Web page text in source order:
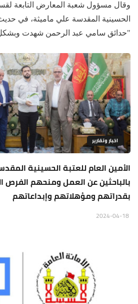
وقال مسؤول شعبة المعارض التابعة
الحسينية المقدسة علي ماميثة، في
"حدائق سامي عبد الرحمن شهدت
اخبار وتقارير
الأمين العام للعتبة الحسينية
بالباحثين عن العمل ومنحهم الفرص
بقدراتهم ومؤهلاتهم وإبداعاتهم